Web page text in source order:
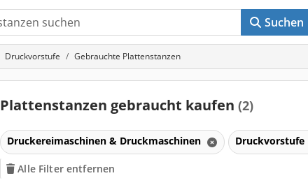
Suchen
Druckvorstufe Gebrauchte Plattenstanzen
Plattenstanzen gebraucht kaufen (2)
Druckereimaschinen & Druckmaschinen Druckvorstufe
Alle Filter entfernen